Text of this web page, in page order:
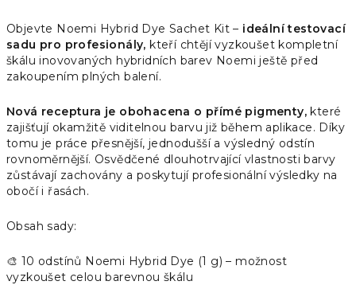
Objevte Noemi Hybrid Dye Sachet Kit – ideální testovací
sadu pro profesionály, kteří chtějí vyzkoušet kompletní
škálu inovovaných hybridních barev Noemi ještě před
zakoupením plných balení.
Nová receptura je obohacena o přímé pigmenty, které
zajišťují okamžitě viditelnou barvu již během aplikace. Díky
tomu je práce přesnější, jednodušší a výsledný odstín
rovnoměrnější. Osvědčené dlouhotrvající vlastnosti barvy
zůstávají zachovány a poskytují profesionální výsledky na
obočí i řasách.
Obsah sady:
🎨 10 odstínů Noemi Hybrid Dye (1 g) – možnost
vyzkoušet celou barevnou škálu